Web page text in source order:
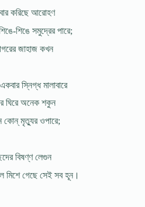
করিছে আরোহণ
শিঙে সমুদ্রের পারে;
জাহাজ কখন
স্নিগ্ধ মালাবারে
ঘিরে অনেক শকুন
কোন্ মৃত্যুর ওপারে;
বিষণ্ণ লেগুন
মিশে গেছে সেই সব হূন।